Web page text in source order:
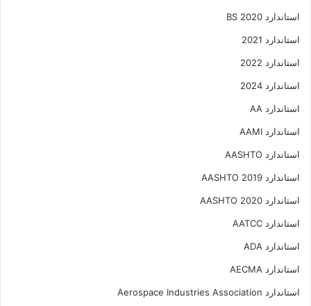
استاندارد 2020 BS
استاندارد 2021
استاندارد 2022
استاندارد 2024
استاندارد AA
استاندارد AAMI
استاندارد AASHTO
استاندارد AASHTO 2019
استاندارد AASHTO 2020
استاندارد AATCC
استاندارد ADA
استاندارد AECMA
استاندارد Aerospace Industries Association